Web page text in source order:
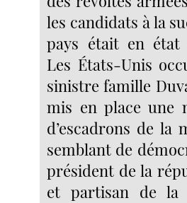
les candidats à la
pays était en état
Les États-Unis
sinistre famille
mis en place une
d’escadrons de la
semblant de
président de la
et partisan de la